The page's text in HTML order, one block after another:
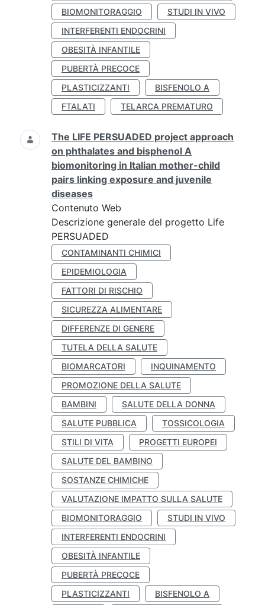
BIOMONITORAGGIO
STUDI IN VIVO
INTERFERENTI ENDOCRINI
OBESITÀ INFANTILE
PUBERTÀ PRECOCE
PLASTICIZZANTI
BISFENOLO A
FTALATI
TELARCA PREMATURO
The LIFE PERSUADED project approach
on phthalates and bisphenol A
biomonitoring in Italian mother-child
pairs linking exposure and juvenile
diseases
Contenuto Web
Descrizione generale del progetto Life
PERSUADED
CONTAMINANTI CHIMICI
EPIDEMIOLOGIA
FATTORI DI RISCHIO
SICUREZZA ALIMENTARE
DIFFERENZE DI GENERE
TUTELA DELLA SALUTE
BIOMARCATORI
INQUINAMENTO
PROMOZIONE DELLA SALUTE
BAMBINI
SALUTE DELLA DONNA
SALUTE PUBBLICA
TOSSICOLOGIA
STILI DI VITA
PROGETTI EUROPEI
SALUTE DEL BAMBINO
SOSTANZE CHIMICHE
VALUTAZIONE IMPATTO SULLA SALUTE
BIOMONITORAGGIO
STUDI IN VIVO
INTERFERENTI ENDOCRINI
OBESITÀ INFANTILE
PUBERTÀ PRECOCE
PLASTICIZZANTI
BISFENOLO A